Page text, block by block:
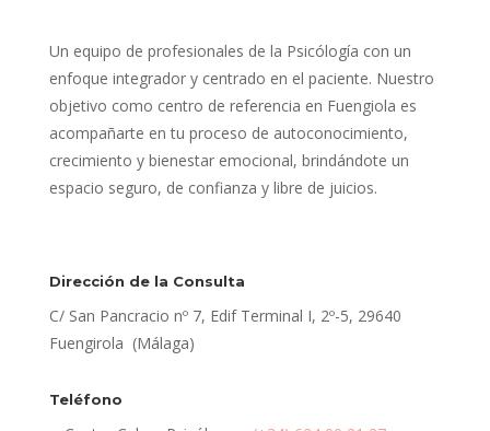
Un equipo de profesionales de la Psicólogía con un
enfoque integrador y centrado en el paciente. Nuestro
objetivo como centro de referencia en Fuengiola es
acompañarte en tu proceso de autoconocimiento,
crecimiento y bienestar emocional, brindándote un
espacio seguro, de confianza y libre de juicios.
Dirección de la Consulta
C/ San Pancracio nº 7, Edif Terminal I, 2º-5, 29640
Fuengirola (Málaga)
Teléfono